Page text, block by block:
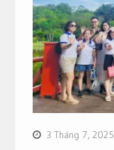
3 Tháng 7, 2025